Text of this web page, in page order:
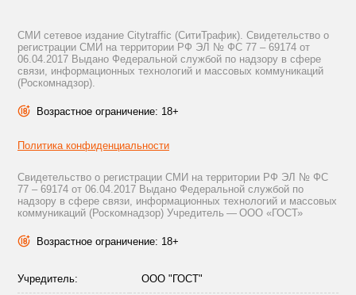
СМИ сетевое издание Citytraffic (СитиТрафик). Свидетельство о
регистрации СМИ на территории РФ ЭЛ № ФС 77 – 69174 от
06.04.2017 Выдано Федеральной службой по надзору в сфере
связи, информационных технологий и массовых коммуникаций
(Роскомнадзор).
Возрастное ограничение: 18+
Политика конфиденциальности
Свидетельство о регистрации СМИ на территории РФ ЭЛ № ФС
77 – 69174 от 06.04.2017 Выдано Федеральной службой по
надзору в сфере связи, информационных технологий и массовых
коммуникаций (Роскомнадзор) Учредитель — ООО «ГОСТ»
Возрастное ограничение: 18+
Учредитель: ООО "ГОСТ"